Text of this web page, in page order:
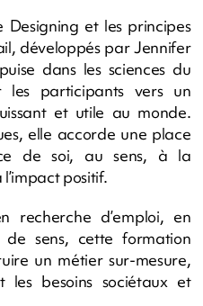
et les principes
développés par Jennifer
dans les sciences du
les participants vers un
et utile au monde.
elle accorde une place
de soi, au sens, à la
positif.
recherche d’emploi, en
sens, cette formation
un métier sur-mesure,
les besoins sociétaux et